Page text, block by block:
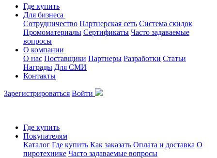
Где купить
Для бизнеса
Сотрудничество Партнерская сеть Система скидок
Промоматериалы Сертификаты Часто задаваемые
вопросы
О компании
О нас Поставщики Партнеры Разработки Статьи
Награды Для СМИ
Контакты
Зарегистрироваться Войти
Где купить
Покупателям
Каталог Где купить Как заказать Оплата и доставка О
пиротехнике Часто задаваемые вопросы